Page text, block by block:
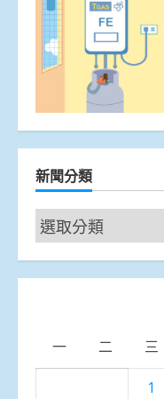
新聞分類
新
聞
分
一 二 三
1